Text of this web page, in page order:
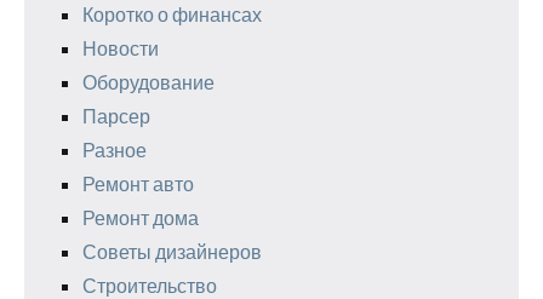
Коротко о финансах
Новости
Оборудование
Парсер
Разное
Ремонт авто
Ремонт дома
Советы дизайнеров
Строительство